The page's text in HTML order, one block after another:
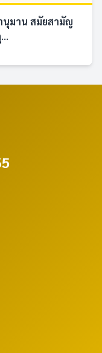
นุมาน สมัยสามัญ